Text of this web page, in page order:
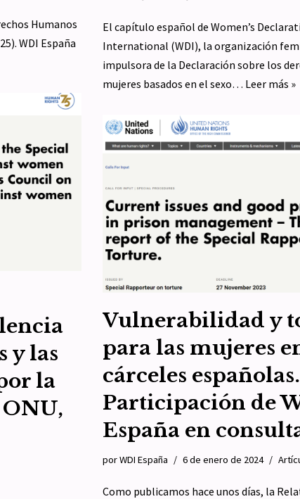
Humanos
WDI España
El capítulo español de Women’s
International (WDI), la organización
impulsora de la Declaración sobre los
mujeres basados en el sexo… Leer más »
y las
la
Vulnerabilidad y
para las mujeres
cárceles españolas.
Participación de
España en
porWDI España 6 de enero de 2024
Como publicamos hace unos días, la